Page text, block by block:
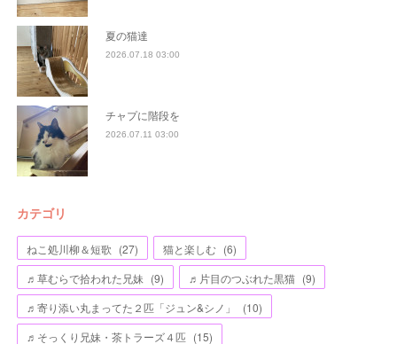
夏の猫達
2026.07.18 03:00
チャプに階段を
2026.07.11 03:00
カテゴリ
ねこ処川柳＆短歌 (27) 猫と楽しむ (6)
♬草むらで拾われた兄妹 (9) ♬片目のつぶれた黒猫 (9)
♬寄り添い丸まってた２匹「ジュン&シノ」
(10)
♬そっくり兄妹・茶トラーズ４匹 (15)